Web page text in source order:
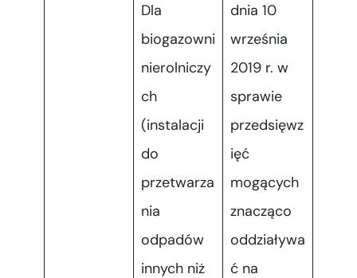
Dla
biogazowni
nierolniczy
ch
(instalacji
do
przetwarza
nia
odpadów
innych niż
dnia 10
września
2019 r. w
sprawie
przedsięwz
ięć
mogących
znacząco
oddziaływa
ć na